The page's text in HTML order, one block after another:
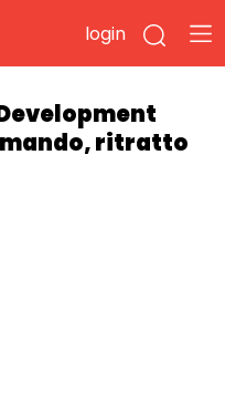
login
ritratto